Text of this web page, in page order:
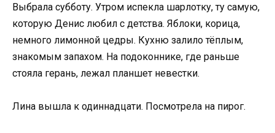
Выбрала субботу. Утром испекла шарлотку, ту самую,
которую Денис любил с детства. Яблоки, корица,
немного лимонной цедры. Кухню залило тёплым,
знакомым запахом. На подоконнике, где раньше
стояла герань, лежал планшет невестки.
Лина вышла к одиннадцати. Посмотрела на пирог.